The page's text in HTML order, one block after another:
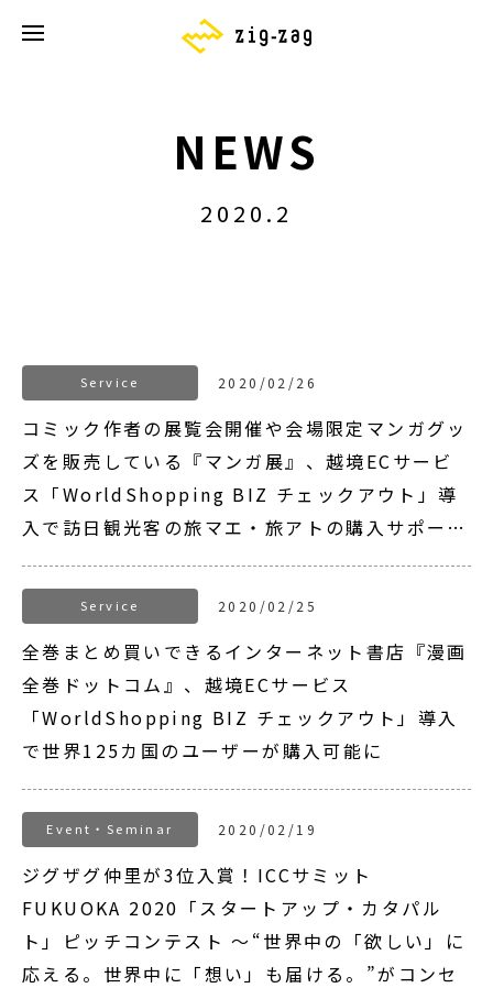
NEWS
2020.2
Service 2020/02/26
コミック作者の展覧会開催や会場限定マンガグッ
ズを販売している『マンガ展』、越境ECサービ
ス「WorldShopping BIZ チェックアウト」導
入で訪日観光客の旅マエ・旅アトの購入サポー…
Service 2020/02/25
全巻まとめ買いできるインターネット書店『漫画
全巻ドットコム』、越境ECサービス
「WorldShopping BIZ チェックアウト」導入
で世界125カ国のユーザーが購入可能に
Event・Seminar 2020/02/19
ジグザグ仲里が3位入賞！ICCサミット
FUKUOKA 2020「スタートアップ・カタパル
ト」ピッチコンテスト ～“世界中の「欲しい」に
応える。世界中に「想い」も届ける。”がコンセ